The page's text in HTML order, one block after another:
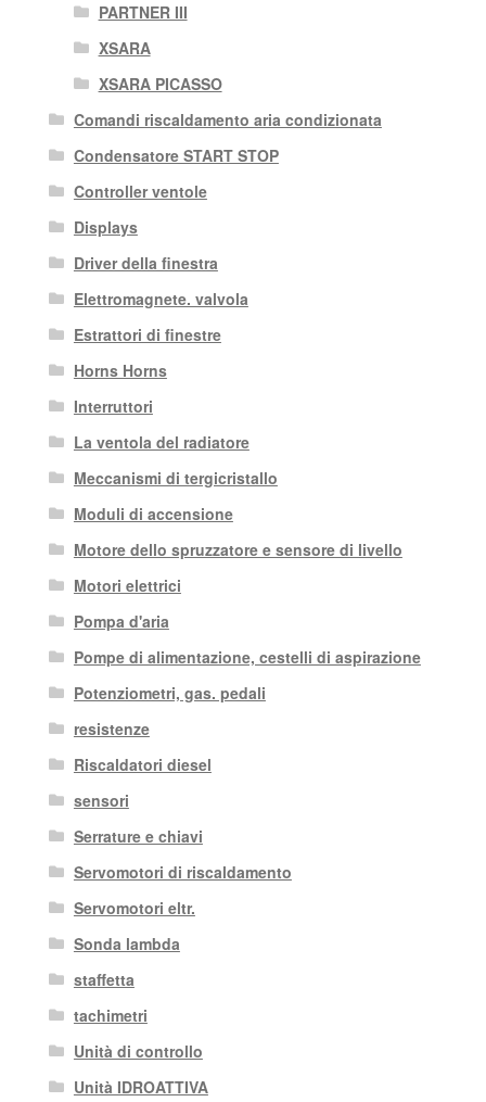
PARTNER III
XSARA
XSARA PICASSO
Comandi riscaldamento aria condizionata
Condensatore START STOP
Controller ventole
Displays
Driver della finestra
Elettromagnete. valvola
Estrattori di finestre
Horns Horns
Interruttori
La ventola del radiatore
Meccanismi di tergicristallo
Moduli di accensione
Motore dello spruzzatore e sensore di livello
Motori elettrici
Pompa d'aria
Pompe di alimentazione, cestelli di aspirazione
Potenziometri, gas. pedali
resistenze
Riscaldatori diesel
sensori
Serrature e chiavi
Servomotori di riscaldamento
Servomotori eltr.
Sonda lambda
staffetta
tachimetri
Unità di controllo
Unità IDROATTIVA